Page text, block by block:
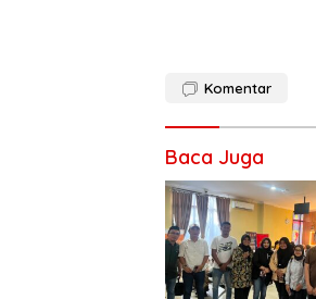
Komentar
Baca Juga